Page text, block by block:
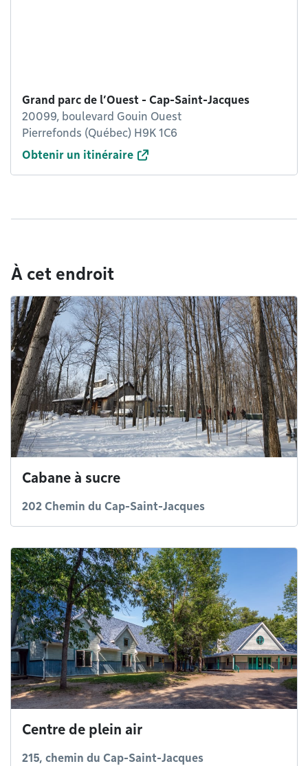
Grand parc de l’Ouest - Cap-Saint-Jacques
20099, boulevard Gouin Ouest
Pierrefonds (Québec) H9K 1C6
Obtenir un itinéraire
À cet endroit
Cabane à sucre
202 Chemin du Cap-Saint-Jacques
Centre de plein air
215, chemin du Cap-Saint-Jacques